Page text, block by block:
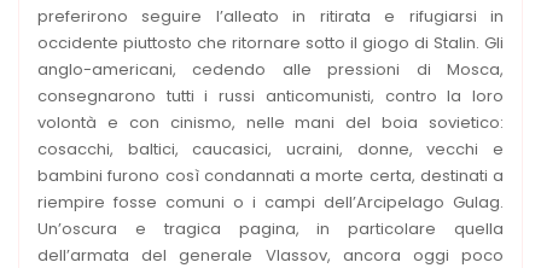
preferirono seguire l’alleato in ritirata e rifugiarsi in
occidente piuttosto che ritornare sotto il giogo di Stalin. Gli
anglo-americani, cedendo alle pressioni di Mosca,
consegnarono tutti i russi anticomunisti, contro la loro
volontà e con cinismo, nelle mani del boia sovietico:
cosacchi, baltici, caucasici, ucraini, donne, vecchi e
bambini furono così condannati a morte certa, destinati a
riempire fosse comuni o i campi dell’Arcipelago Gulag.
Un’oscura e tragica pagina, in particolare quella
dell’armata del generale Vlassov, ancora oggi poco